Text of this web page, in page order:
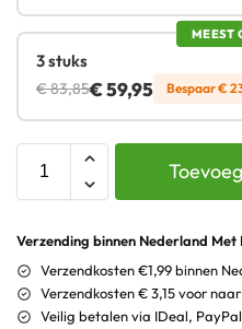
MEEST
3 stuks
€83,85€59,95 Bespaar€
Verzending binnen Nederland Met
Verzendkosten €1,99 binnen
Verzendkosten € 3,15 voor
Veilig betalen via IDeal,